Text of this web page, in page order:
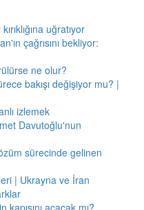
uğratıyor
çağrısını bekliyor:
ne olur?
bakışı değişiyor mu? |
izlemek
Davutoğlu'nun
sürecinde gelinen
| Ukrayna ve İran
açacak mı?